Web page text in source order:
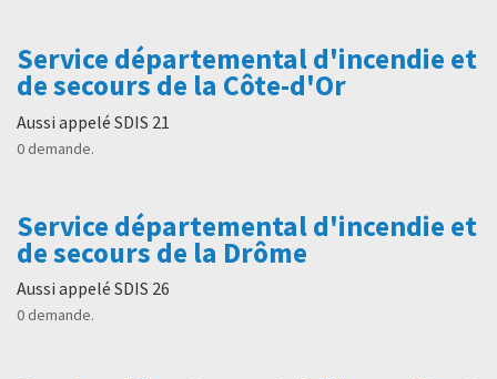
Service départemental d'incendie et
de secours de la Côte-d'Or
Aussi appelé SDIS 21
0 demande.
Service départemental d'incendie et
de secours de la Drôme
Aussi appelé SDIS 26
0 demande.